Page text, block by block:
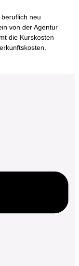
neu
von der Agentur
die Kurskosten